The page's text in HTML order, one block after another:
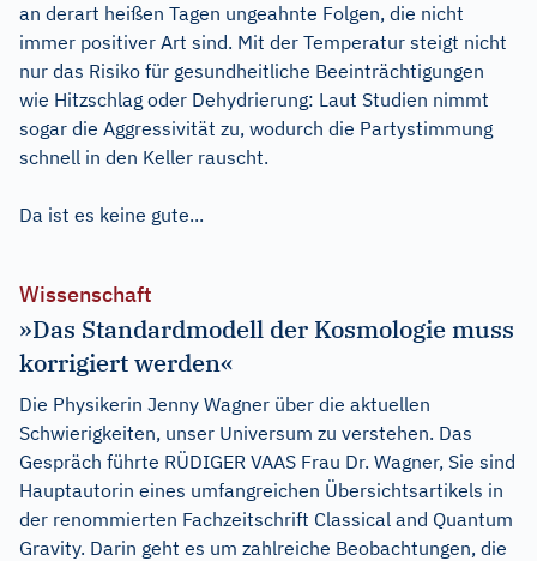
an derart heißen Tagen ungeahnte Folgen, die nicht
immer positiver Art sind. Mit der Temperatur steigt nicht
nur das Risiko für gesundheitliche Beeinträchtigungen
wie Hitzschlag oder Dehydrierung: Laut Studien nimmt
sogar die Aggressivität zu, wodurch die Partystimmung
schnell in den Keller rauscht.
Da ist es keine gute...
Wissenschaft
»Das Standardmodell der Kosmologie muss
korrigiert werden«
Die Physikerin Jenny Wagner über die aktuellen
Schwierigkeiten, unser Universum zu verstehen. Das
Gespräch führte RÜDIGER VAAS Frau Dr. Wagner, Sie sind
Hauptautorin eines umfangreichen Übersichtsartikels in
der renommierten Fachzeitschrift Classical and Quantum
Gravity. Darin geht es um zahlreiche Beobachtungen, die